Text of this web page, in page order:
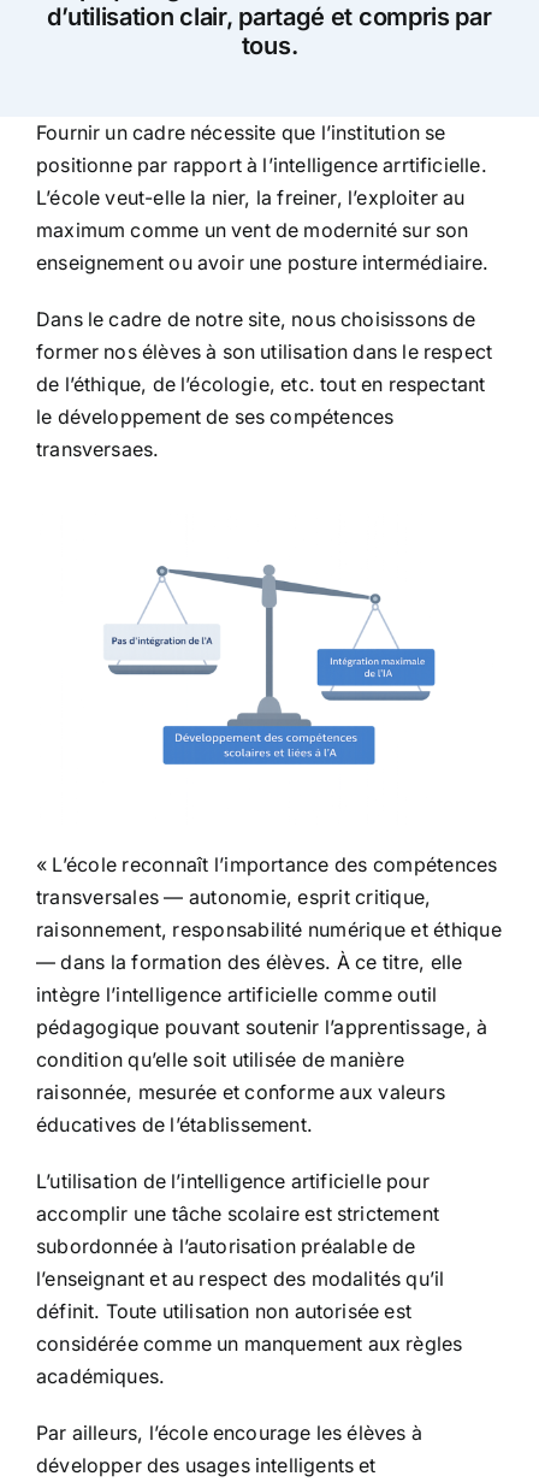
d’utilisation clair, partagé et compris par
tous.
Fournir un cadre nécessite que l’institution se
positionne par rapport à l’intelligence arrtificielle.
L’école veut-elle la nier, la freiner, l’exploiter au
maximum comme un vent de modernité sur son
enseignement ou avoir une posture intermédiaire.
Dans le cadre de notre site, nous choisissons de
former nos élèves à son utilisation dans le respect
de l’éthique, de l’écologie, etc. tout en respectant
le développement de ses compétences
transversaes.
« L’école reconnaît l’importance des compétences
transversales — autonomie, esprit critique,
raisonnement, responsabilité numérique et éthique
— dans la formation des élèves. À ce titre, elle
intègre l’intelligence artificielle comme outil
pédagogique pouvant soutenir l’apprentissage, à
condition qu’elle soit utilisée de manière
raisonnée, mesurée et conforme aux valeurs
éducatives de l’établissement.
L’utilisation de l’intelligence artificielle pour
accomplir une tâche scolaire est strictement
subordonnée à l’autorisation préalable de
l’enseignant et au respect des modalités qu’il
définit. Toute utilisation non autorisée est
considérée comme un manquement aux règles
académiques.
Par ailleurs, l’école encourage les élèves à
développer des usages intelligents et